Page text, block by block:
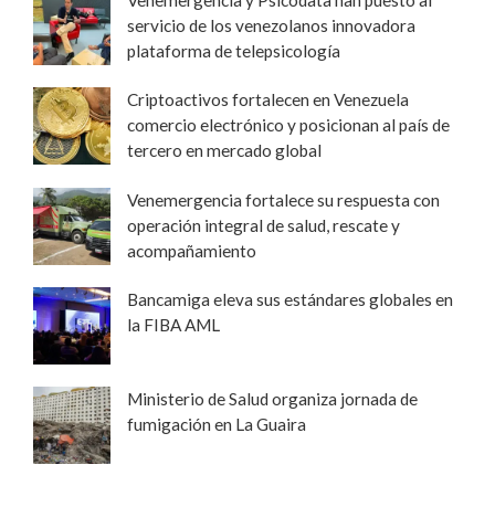
servicio de los venezolanos innovadora
plataforma de telepsicología
Criptoactivos fortalecen en Venezuela
comercio electrónico y posicionan al país de
tercero en mercado global
Venemergencia fortalece su respuesta con
operación integral de salud, rescate y
acompañamiento
Bancamiga eleva sus estándares globales en
la FIBA AML
Ministerio de Salud organiza jornada de
fumigación en La Guaira